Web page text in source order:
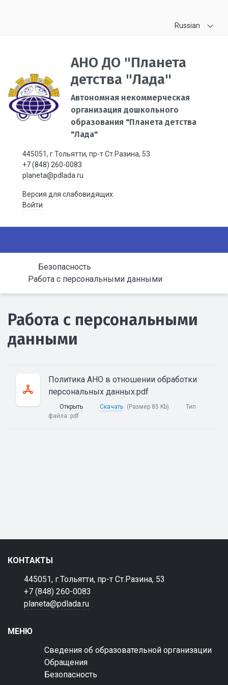
Russian
АНО ДО "Планета
детства "Лада"
Автономная некоммерческая
организация дошкольного
образования "Планета детства
"Лада"
445051, г.Тольятти, пр-т Ст.Разина, 53
+7 (848) 260-0083
planeta@pdlada.ru
Версия для слабовидящих
Войти
Безопасность
Работа с персональными данными
Работа с персональными
данными
Политика АНО в отношении обработки
персональных данных.pdf
Открыть Скачать (Размер 85 Kb)
Тип
файла: pdf
КОНТАКТЫ
445051, г.Тольятти, пр-т Ст.Разина, 53
+7 (848) 260-0083
planeta@pdlada.ru
МЕНЮ
Сведения об образовательной организации
Обращения
Безопасность